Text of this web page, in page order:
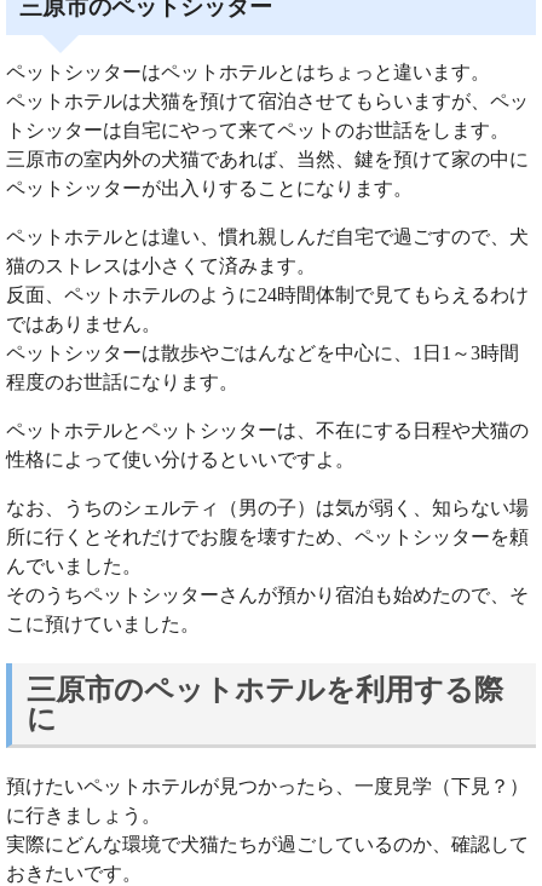
三原市のペットシッター
ペットシッターはペットホテルとはちょっと違います。
ペットホテルは犬猫を預けて宿泊させてもらいますが、ペッ
トシッターは自宅にやって来てペットのお世話をします。
三原市の室内外の犬猫であれば、当然、鍵を預けて家の中に
ペットシッターが出入りすることになります。
ペットホテルとは違い、慣れ親しんだ自宅で過ごすので、犬
猫のストレスは小さくて済みます。
反面、ペットホテルのように24時間体制で見てもらえるわけ
ではありません。
ペットシッターは散歩やごはんなどを中心に、1日1～3時間
程度のお世話になります。
ペットホテルとペットシッターは、不在にする日程や犬猫の
性格によって使い分けるといいですよ。
なお、うちのシェルティ（男の子）は気が弱く、知らない場
所に行くとそれだけでお腹を壊すため、ペットシッターを頼
んでいました。
そのうちペットシッターさんが預かり宿泊も始めたので、そ
こに預けていました。
三原市のペットホテルを利用する際
に
預けたいペットホテルが見つかったら、一度見学（下見？）
に行きましょう。
実際にどんな環境で犬猫たちが過ごしているのか、確認して
おきたいです。